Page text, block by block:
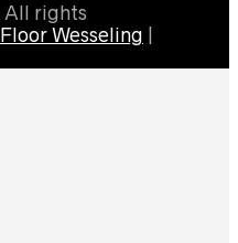
rights
Floor Wesseling